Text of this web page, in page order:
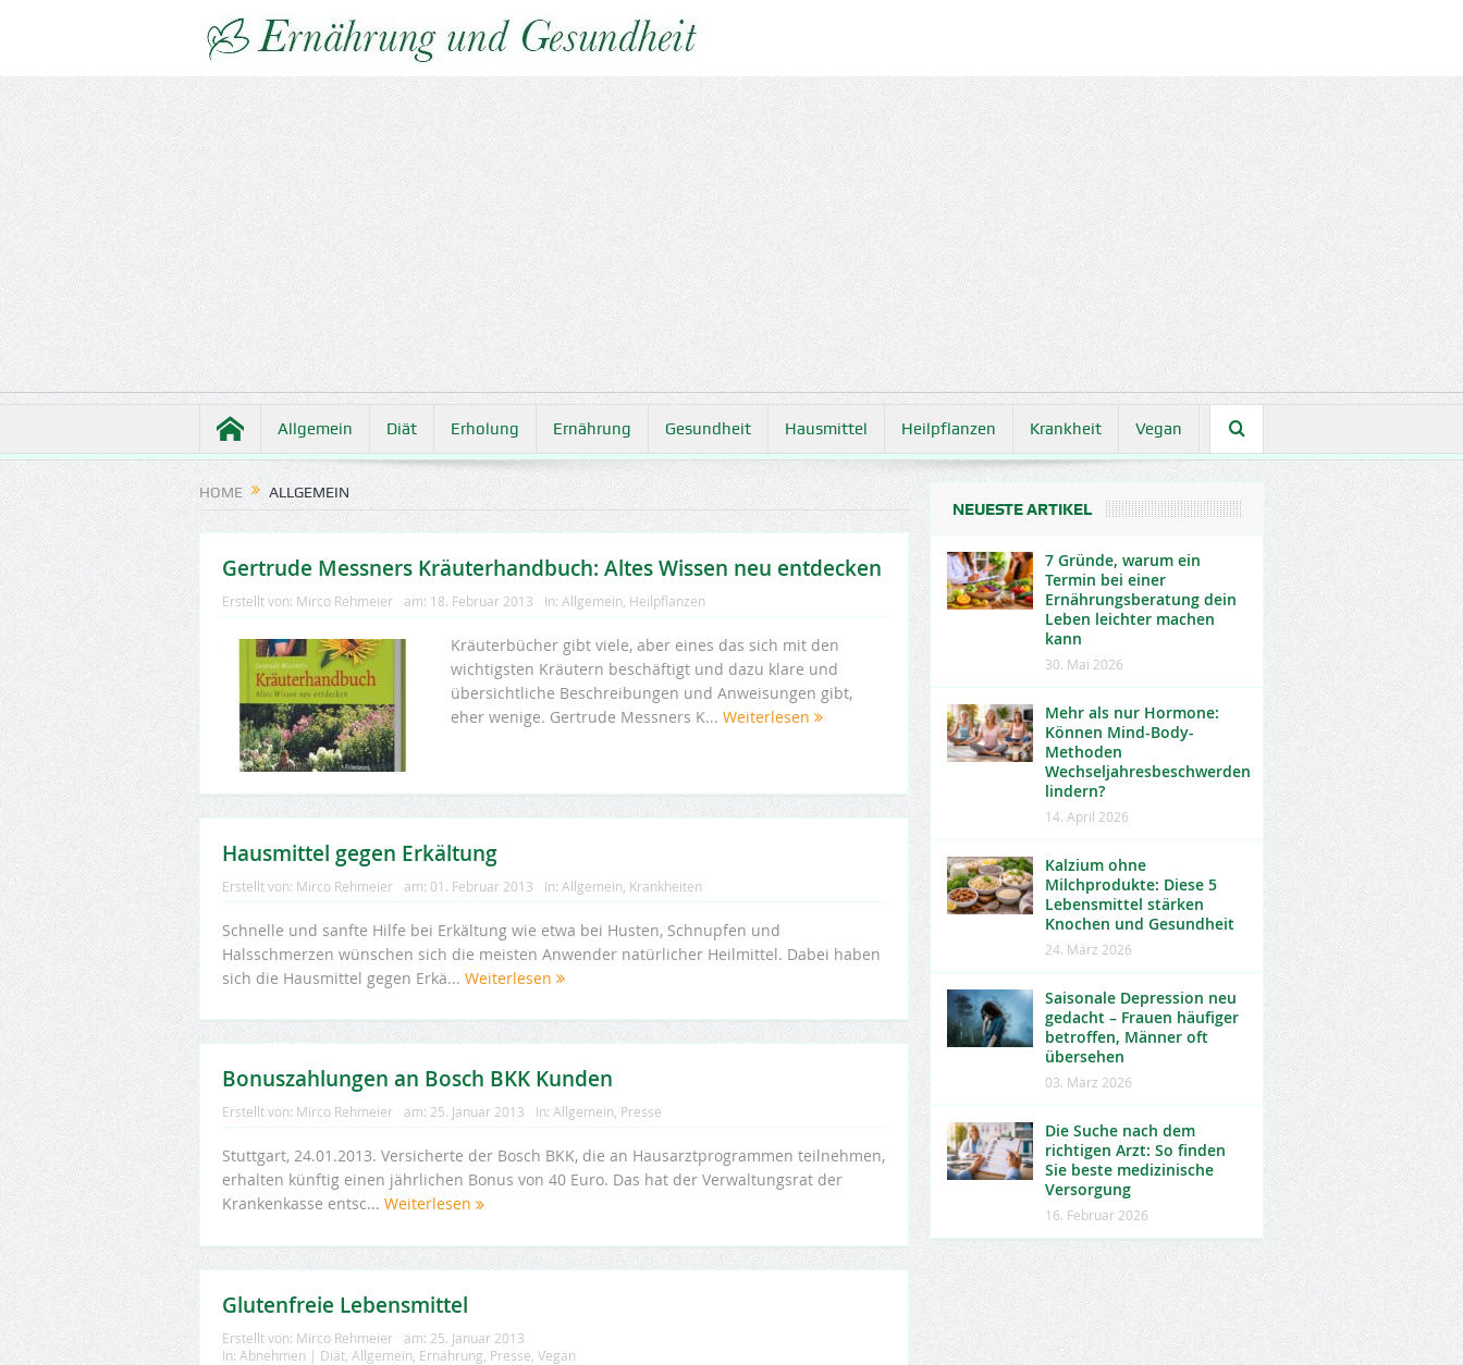
Allgemein Diät Erholung Ernährung Gesundheit Hausmittel Heilpflanzen Krankheit Vegan
HOME ALLGEMEIN
Gertrude Messners Kräuterhandbuch: Altes Wissen neu entdecken
Erstellt von: Mirco Rehmeier am: 18. Februar 2013 In: Allgemein Heilpflanzen
Kräuterbücher gibt viele, aber eines das sich mit den
wichtigsten Kräutern beschäftigt und dazu klare und
übersichtliche Beschreibungen und Anweisungen gibt,
eher wenige. Gertrude Messners K... Weiterlesen
Hausmittel gegen Erkältung
Erstellt von: Mirco Rehmeier am: 01. Februar 2013 In: Allgemein Krankheiten
Schnelle und sanfte Hilfe bei Erkältung wie etwa bei Husten, Schnupfen und
Halsschmerzen wünschen sich die meisten Anwender natürlicher Heilmittel. Dabei haben
sich die Hausmittel gegen Erkä... Weiterlesen
Bonuszahlungen an Bosch BKK Kunden
Erstellt von: Mirco Rehmeier am: 25. Januar 2013 In: Allgemein, Presse
Stuttgart, 24.01.2013. Versicherte der Bosch BKK, die an Hausarztprogrammen teilnehmen,
erhalten künftig einen jährlichen Bonus von 40 Euro. Das hat der Verwaltungsrat der
Krankenkasse entsc... Weiterlesen
Glutenfreie Lebensmittel
Erstellt von: Mirco Rehmeier am: 25. Januar 2013
In: Abnehmen | Diät Allgemein Ernährung Presse Vegan
NEUESTE ARTIKEL
7 Gründe, warum ein
Termin bei einer
Ernährungsberatung dein
Leben leichter machen
kann
30. Mai 2026
Mehr als nur Hormone:
Können Mind-Body-
Methoden
Wechseljahresbeschwerden
lindern?
14. April 2026
Kalzium ohne
Milchprodukte: Diese 5
Lebensmittel stärken
Knochen und Gesundheit
24. März 2026
Saisonale Depression neu
gedacht – Frauen häufiger
betroffen, Männer oft
übersehen
03. März 2026
Die Suche nach dem
richtigen Arzt: So finden
Sie beste medizinische
Versorgung
16. Februar 2026